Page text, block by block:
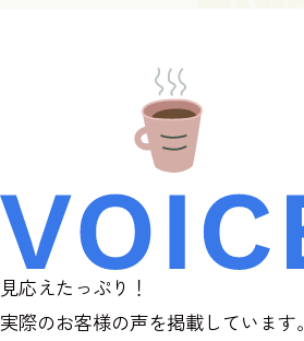
見応えたっぷり！
実際のお客様の声を掲載しています。